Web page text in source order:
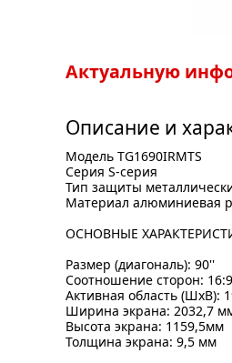
Актуальную
Описание и
Модель TG1690IRMTS
Серия S-серия
Тип защиты
Материал алюминиевая
ОСНОВНЫЕ
Размер (диагональ): 90''
Соотношение сторон: 16:9
Активная область (ШxВ):
Ширина экрана: 2032,7
Высота экрана: 1159,5мм
Толщина экрана: 9,5 мм